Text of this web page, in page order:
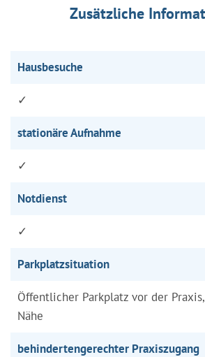
Zusätzliche
Hausbesuche
✓
stationäre Aufnahme
✓
Notdienst
✓
Parkplatzsituation
Öffentlicher Parkplatz vor der
Nähe
behindertengerechter Praxiszugang